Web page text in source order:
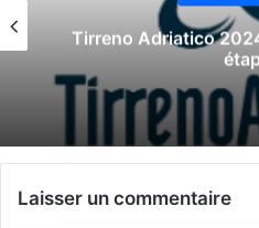
Tirreno Adriatico
Laisser un commentaire